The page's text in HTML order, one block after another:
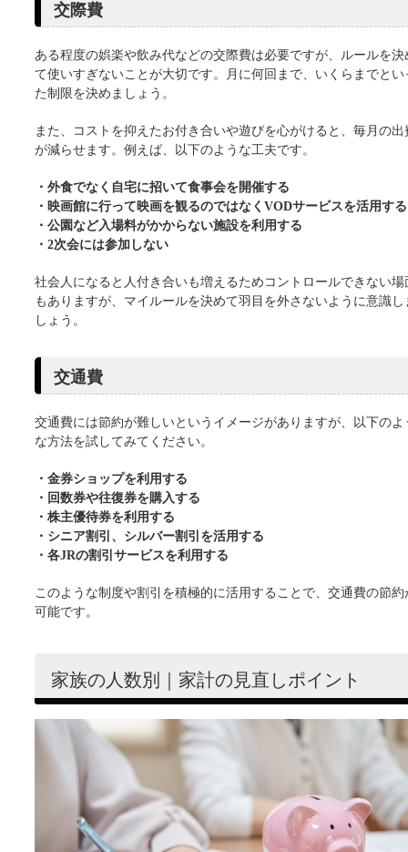
交際費
ある程度の娯楽や飲み代などの交際費は必要ですが、ルールを決
て使いすぎないことが大切です。月に何回まで、いくらまでとい
た制限を決めましょう。
また、コストを抑えたお付き合いや遊びを心がけると、毎月の出
が減らせます。例えば、以下のような工夫です。
・外食でなく自宅に招いて食事会を開催する
・映画館に行って映画を観るのではなくVODサービスを活用する
・公園など入場料がかからない施設を利用する
・2次会には参加しない
社会人になると人付き合いも増えるためコントロールできない場
もありますが、マイルールを決めて羽目を外さないように意識し
しょう。
交通費
交通費には節約が難しいというイメージがありますが、以下のよ
な方法を試してみてください。
・金券ショップを利用する
・回数券や往復券を購入する
・株主優待券を利用する
・シニア割引、シルバー割引を活用する
・各JRの割引サービスを利用する
このような制度や割引を積極的に活用することで、交通費の節約
可能です。
家族の人数別｜家計の見直しポイント